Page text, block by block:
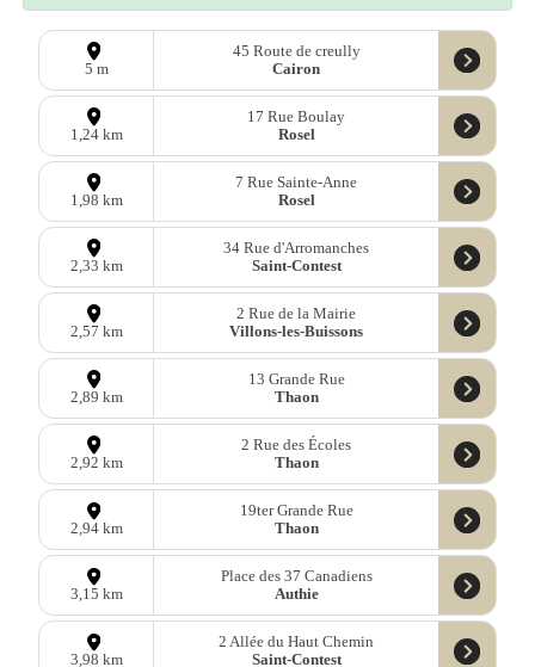
5 m
45 Route de creully
Cairon
1,24 km
17 Rue Boulay
Rosel
1,98 km
7 Rue Sainte-Anne
Rosel
2,33 km
34 Rue d'Arromanches
Saint-Contest
2,57 km
2 Rue de la Mairie
Villons-les-Buissons
2,89 km
13 Grande Rue
Thaon
2,92 km
2 Rue des Écoles
Thaon
2,94 km
19ter Grande Rue
Thaon
3,15 km
Place des 37 Canadiens
Authie
3,98 km
2 Allée du Haut Chemin
Saint-Contest